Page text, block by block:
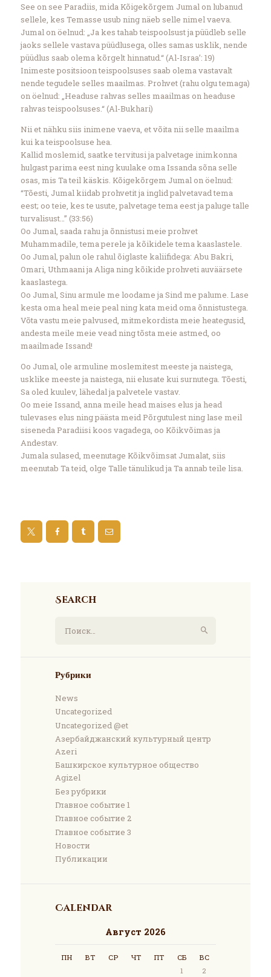
See on see Paradiis, mida Kõigekõrgem Jumal on lubanud
sellele, kes Temasse usub ning näeb selle nimel vaeva.
Jumal on öelnud: „Ja kes tahab teispoolsust ja püüdleb selle
jaoks sellele vastava püüdlusega, olles samas usklik, nende
püüdlus saab olema kõrgelt hinnatud.“ (Al-Israa’: 19)
Inimeste positsioon teispoolsuses saab olema vastavalt
nende tegudele selles maailmas. Prohvet (rahu olgu temaga)
on öelnud: „Headuse rahvas selles maailmas on headuse
rahvas teispoolsuses.“ (Al-Bukhari)
Nii et nähku siis inimene vaeva, et võita nii selle maailma
kui ka teispoolsuse hea.
Kallid moslemid, saatke tervitusi ja palvetage inimkonna
hulgast parima eest ning kuulake oma Issanda sõna selle
osas, mis Ta teil käskis. Kõigekõrgem Jumal on öelnud:
“Tõesti, Jumal kiidab prohvetit ja inglid palvetavad tema
eest; oo teie, kes te usute, palvetage tema eest ja paluge talle
turvalisust…” (33:56)
Oo Jumal, saada rahu ja õnnistusi meie prohvet
Muhammadile, tema perele ja kõikidele tema kaaslastele.
Oo Jumal, palun ole rahul õiglaste kaliifidega: Abu Bakri,
Omari, Uthmaani ja Aliga ning kõikide prohveti auväärsete
kaaslastega.
Oo Jumal, Sinu armule me loodame ja Sind me palume. Lase
kesta oma heal meie peal ning kata meid oma õnnistustega.
Võta vastu meie palvused, mitmekordista meie heategusid,
andesta meile meie vead ning tõsta meie astmed, oo
maailmade Issand!
Oo Jumal, ole armuline moslemitest meeste ja naistega,
usklike meeste ja naistega, nii elusate kui surnutega. Tõesti,
Sa oled kuulev, lähedal ja palvetele vastav.
Oo meie Issand, anna meile head maises elus ja head
tulevases elus ning päästa meid Põrgutulest ning lase meil
siseneda Paradiisi koos vagadega, oo Kõikvõimas ja
Andestav.
Jumala sulased, meenutage Kõikvõimsat Jumalat, siis
meenutab Ta teid, olge Talle tänulikud ja Ta annab teile lisa.
Search
Рубрики
News
Uncategorized
Uncategorized @et
Азербайджанский культурный центр
Azeri
Башкирское культурное общество
Agizel
Без рубрики
Главное событие 1
Главное событие 2
Главное событие 3
Новости
Публикации
Calendar
Август 2026
ПН ВТ СР ЧТ ПТ СБ
ВС
1
2